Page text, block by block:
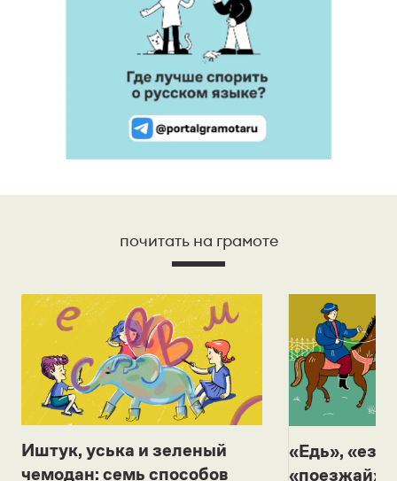
почитать на грамоте
Иштук, уська и зеленый
чемодан: семь способов
«Едь»,
«поезжай»?